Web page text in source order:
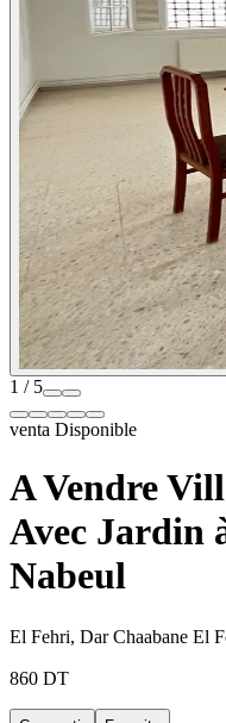
1 / 5
venta Disponible
A Vendre
Avec Jardin
Nabeul
El Fehri, Dar Chaabane El
860 DT